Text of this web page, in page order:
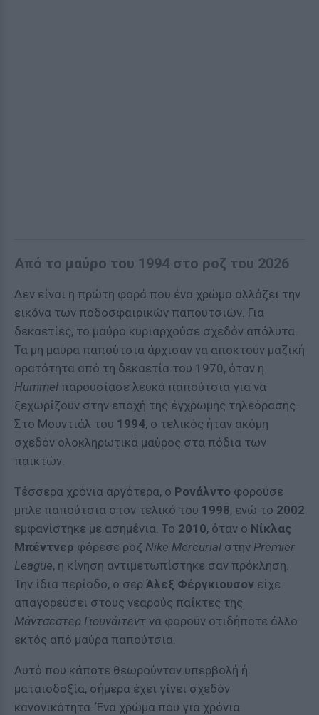
Από το μαύρο του 1994 στο ροζ του 2026
Δεν είναι η πρώτη φορά που ένα χρώμα αλλάζει την
εικόνα των ποδοσφαιρικών παπουτσιών. Για
δεκαετίες, το μαύρο κυριαρχούσε σχεδόν απόλυτα.
Τα μη μαύρα παπούτσια άρχισαν να αποκτούν μαζική
ορατότητα από τη δεκαετία του 1970, όταν η
Hummel παρουσίασε λευκά παπούτσια για να
ξεχωρίζουν στην εποχή της έγχρωμης τηλεόρασης.
Στο Μουντιάλ του 1994, ο τελικός ήταν ακόμη
σχεδόν ολοκληρωτικά μαύρος στα πόδια των
παικτών.
Τέσσερα χρόνια αργότερα, ο Ρονάλντο φορούσε
μπλε παπούτσια στον τελικό του 1998, ενώ το 2002
εμφανίστηκε με ασημένια. Το 2010, όταν ο Νίκλας
Μπέντνερ φόρεσε ροζ Nike Mercurial στην Premier
League, η κίνηση αντιμετωπίστηκε σαν πρόκληση.
Την ίδια περίοδο, ο σερ Άλεξ Φέργκιουσον είχε
απαγορεύσει στους νεαρούς παίκτες της
Μάντσεστερ Γιουνάιτεντ να φορούν οτιδήποτε άλλο
εκτός από μαύρα παπούτσια.
Αυτό που κάποτε θεωρούνταν υπερβολή ή
ματαιοδοξία, σήμερα έχει γίνει σχεδόν
κανονικότητα. Ένα χρώμα που για χρόνια